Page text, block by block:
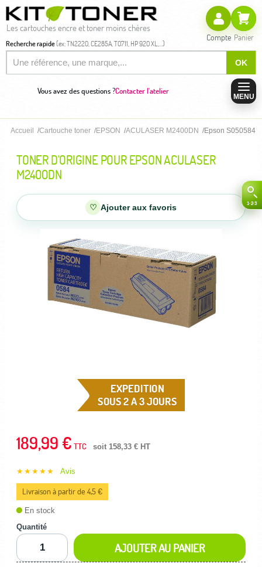
Les cartouches encre et toner moins chères
Recherche rapide(ex: TN2220, CE285A, T0711, HP 920 XL,...)
OK
Compte Panier
Vous avez des questions ?Contacter l'atelier
MENU
Accueil Cartouche toner EPSON ACULASER M2400DN Epson S050584 -
TONER D'ORIGINE POUR EPSON ACULASER
M2400DN
♡ Ajouter aux favoris
EXPEDITION
SOUS 2 A 3 JOURS
189,99 € TTC soit 158,33 € HT
★★★★★ Avis
Livraison à partir de 4,5 €
En stock
Quantité
AJOUTER AU PANIER